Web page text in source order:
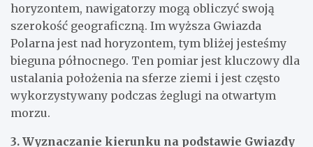
horyzontem, nawigatorzy mogą obliczyć swoją
szerokość geograficzną. Im wyższa Gwiazda
Polarna jest nad horyzontem, tym bliżej jesteśmy
bieguna północnego. Ten pomiar jest kluczowy dla
ustalania położenia na sferze ziemi i jest często
wykorzystywany podczas żeglugi na otwartym
morzu.
3. Wyznaczanie kierunku na podstawie Gwiazdy